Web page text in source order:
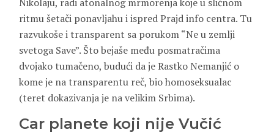
ritmu šetači ponavljahu i ispred Prajd info centra. Tu
razvukoše i transparent sa porukom “Ne u zemlji
svetoga Save”. Što bejaše među posmatračima
dvojako tumačeno, budući da je Rastko Nemanjić o
kome je na transparentu reč, bio homoseksualac
(teret dokazivanja je na velikim Srbima).
Car planete koji nije Vučić